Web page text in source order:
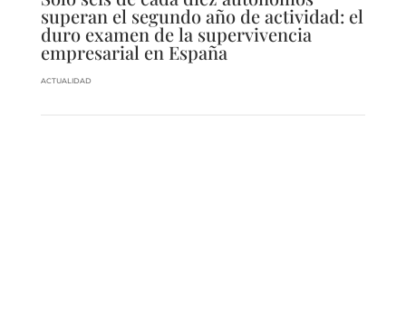
superan el segundo año de actividad: el
duro examen de la supervivencia
empresarial en España
ACTUALIDAD